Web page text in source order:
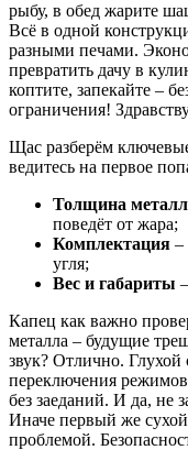
рыбу, в обед жарите
Всё в одной
разными печами.
превратить дачу в
коптите, запекайте –
ограничения!
Щас разберём
ведитесь на первое
Толщина
поведёт от жара;
Комплектация –
угля;
Вес и габариты
Капец как важно
металла – будущие
звук? Отлично. Глухой
переключения
без заеданий. И да, не
Иначе первый же сухой
проблемой.